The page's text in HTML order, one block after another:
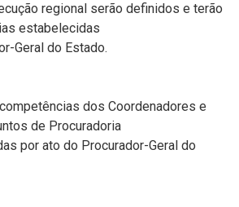
regional serão definidos e terão
estabelecidas
Geral do Estado.
dos Coordenadores e
de Procuradoria
por ato do Procurador-Geral do